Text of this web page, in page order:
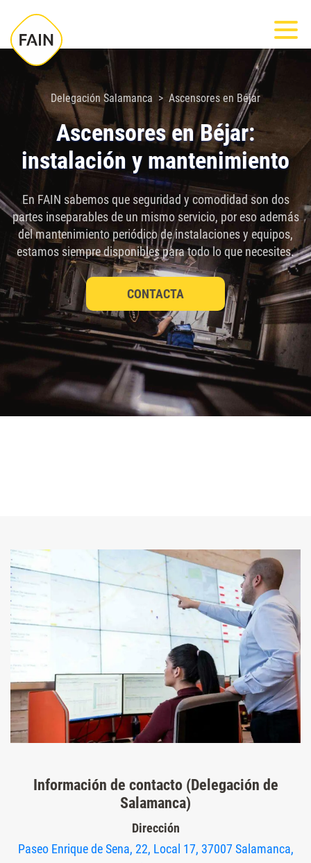
este
sitio
Delegación Salamanca Ascensores en Béjar
Ascensores en Béjar:
instalación y mantenimiento
En FAIN sabemos que seguridad y comodidad son dos
partes inseparables de un mismo servicio, por eso además
del mantenimiento periódico de instalaciones y equipos,
estamos siempre disponibles para todo lo que necesites.
CONTACTA
Información de contacto (Delegación de
Salamanca)
Dirección
Paseo Enrique de Sena, 22, Local 17, 37007 Salamanca,